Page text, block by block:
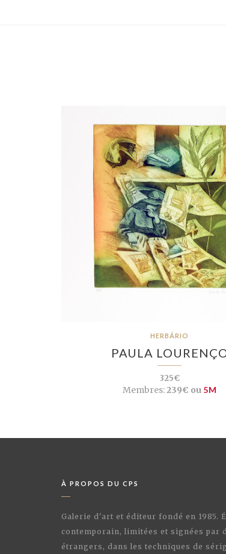
HERBÁRIO
PAULA
325€
Membres:239€ ou 5M
À PROPOS DU CPS
Galerie d'art et éditeur fondé en
contemporain, limitées et signées par
étrangers, dans les techniques de